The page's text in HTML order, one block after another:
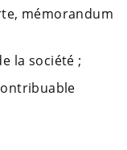
mémorandum
la société ;